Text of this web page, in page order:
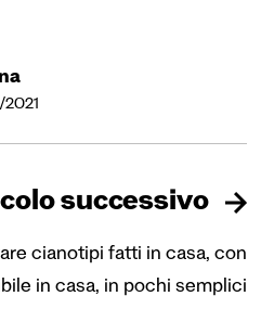
2021
successivo
cianotipi fatti in casa, con
in casa, in pochi semplici